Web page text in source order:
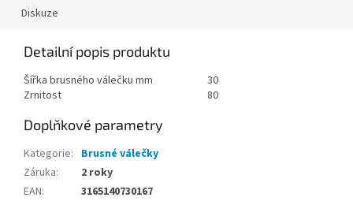
Diskuze
Detailní popis produktu
Šířka brusného válečku mm
30
Zrnitost
80
Doplňkové parametry
Kategorie: Brusné válečky
Záruka:
2 roky
EAN: 3165140730167